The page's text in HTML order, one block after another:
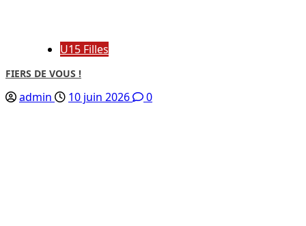
U15 Filles
FIERS DE VOUS !
admin 10 juin 2026 0